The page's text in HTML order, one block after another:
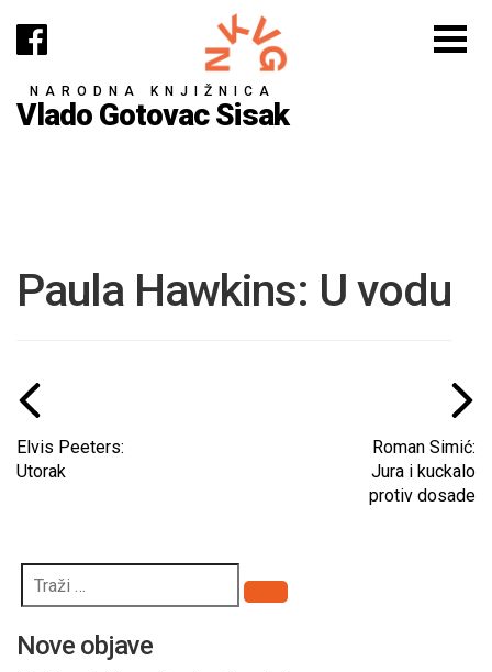
NARODNA KNJIŽNICA
Vlado Gotovac Sisak
Paula Hawkins: U vodu
Elvis Peeters:
Utorak
Roman Simić:
Jura i kuckalo
protiv dosade
Pretraži
Nove objave